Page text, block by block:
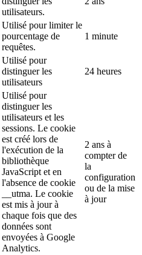
utilisateurs.
Utilisé pour limiter le
pourcentage de
requêtes.
1 minute
Utilisé pour
distinguer les
utilisateurs
24 heures
Utilisé pour
distinguer les
utilisateurs et les
sessions. Le cookie
est créé lors de
l'exécution de la
bibliothèque
JavaScript et en
l'absence de cookie
__utma. Le cookie
est mis à jour à
chaque fois que des
données sont
envoyées à Google
Analytics.
2 ans à
compter de
la
configuration
ou de la mise
à jour